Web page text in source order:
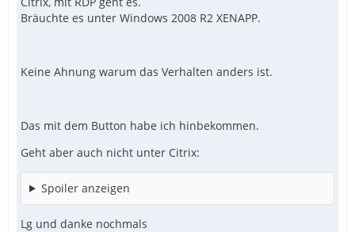
Bräuchte es unter Windows 2008 R2 XENAPP.
Keine Ahnung warum das Verhalten anders ist.
Das mit dem Button habe ich hinbekommen.
Geht aber auch nicht unter Citrix:
Spoiler anzeigen
Lg und danke nochmals